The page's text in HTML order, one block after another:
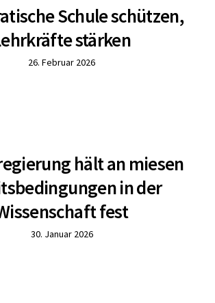
Schule schützen,
stärken
26. Februar 2026
hält an miesen
in der
fest
30. Januar 2026